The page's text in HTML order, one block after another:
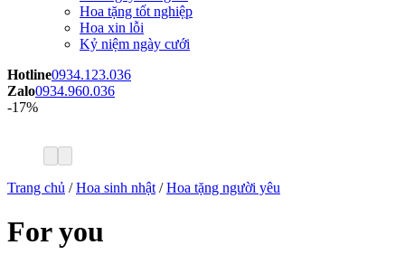
Hoa tặng tốt nghiệp
Hoa xin lỗi
Kỷ niệm ngày cưới
Hotline0934.123.036
Zalo0934.960.036
-17%
Trang chủ / Hoa sinh nhật / Hoa tặng người yêu
For you